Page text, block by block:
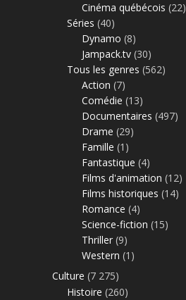
Cinéma québécois (22)
Séries (40)
Dynamo (8)
Jampack.tv (30)
Tous les genres (562)
Action (7)
Comédie (13)
Documentaires (497)
Drame (29)
Famille (1)
Fantastique (4)
Films d'animation (12)
Films historiques (14)
Romance (4)
Science-fiction (15)
Thriller (9)
Western (1)
Culture (7 275)
Histoire (260)